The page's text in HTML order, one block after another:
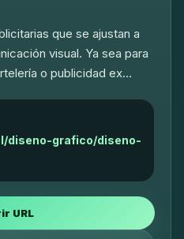
que se ajustan a
visual. Ya sea para
o publicidad ex…
diseno-grafico/diseno-
URL